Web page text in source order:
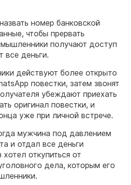
номер банковской
чтобы прервать
получают доступ
все деньги.
действуют более открыто
повестки, затем звонят
убеждают приехать
оригинал повестки, и
уже при личной встрече.
мужчина под давлением
и отдал все деньги
откупиться от
дела, которым его